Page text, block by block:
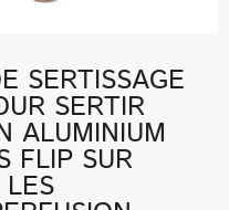
SERTISSAGE
SERTIR
ALUMINIUM
FLIP SUR